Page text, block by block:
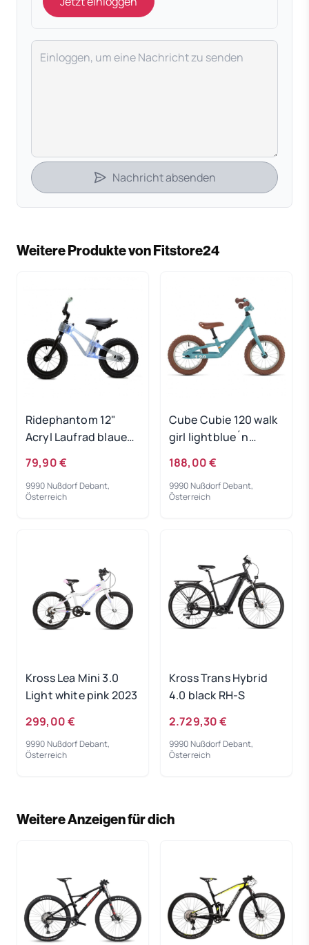
Deine Nachricht
Nachricht absenden
Weitere Produkte von Fitstore24
Ridephantom 12"
Acryl Laufrad blaues
79,90 €
9990 Nußdorf Debant,
Österreich
Cube Cubie 120 walk
girl lightblue´n
188,00 €
9990 Nußdorf Debant,
Österreich
Kross Lea Mini 3.0
Light white pink 2023
299,00 €
9990 Nußdorf Debant,
Österreich
Kross Trans Hybrid
4.0 black RH-S
2.729,30 €
9990 Nußdorf Debant,
Österreich
Weitere Anzeigen für dich